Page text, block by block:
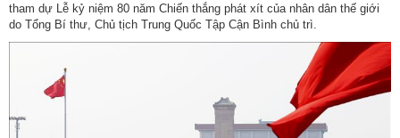
tham dự Lễ kỷ niệm 80 năm Chiến thắng phát xít của nhân dân thế giới
do Tổng Bí thư, Chủ tịch Trung Quốc Tập Cận Bình chủ trì.